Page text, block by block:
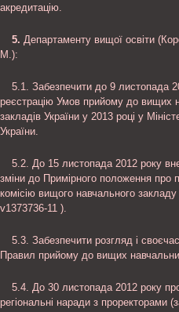
акредитацію.
5. Департаменту вищої освіти
М.):
5.1. Забезпечити до 9 листопада
реєстрацію Умов прийому до вищих
закладів України у 2013 році у
України.
5.2. До 15 листопада 2012 року
зміни до Примірного положення про
комісію вищого навчального закладу
v1373736-11 ).
5.3. Забезпечити розгляд і
Правил прийому до вищих
5.4. До 30 листопада 2012 року
регіональні наради з проректорами